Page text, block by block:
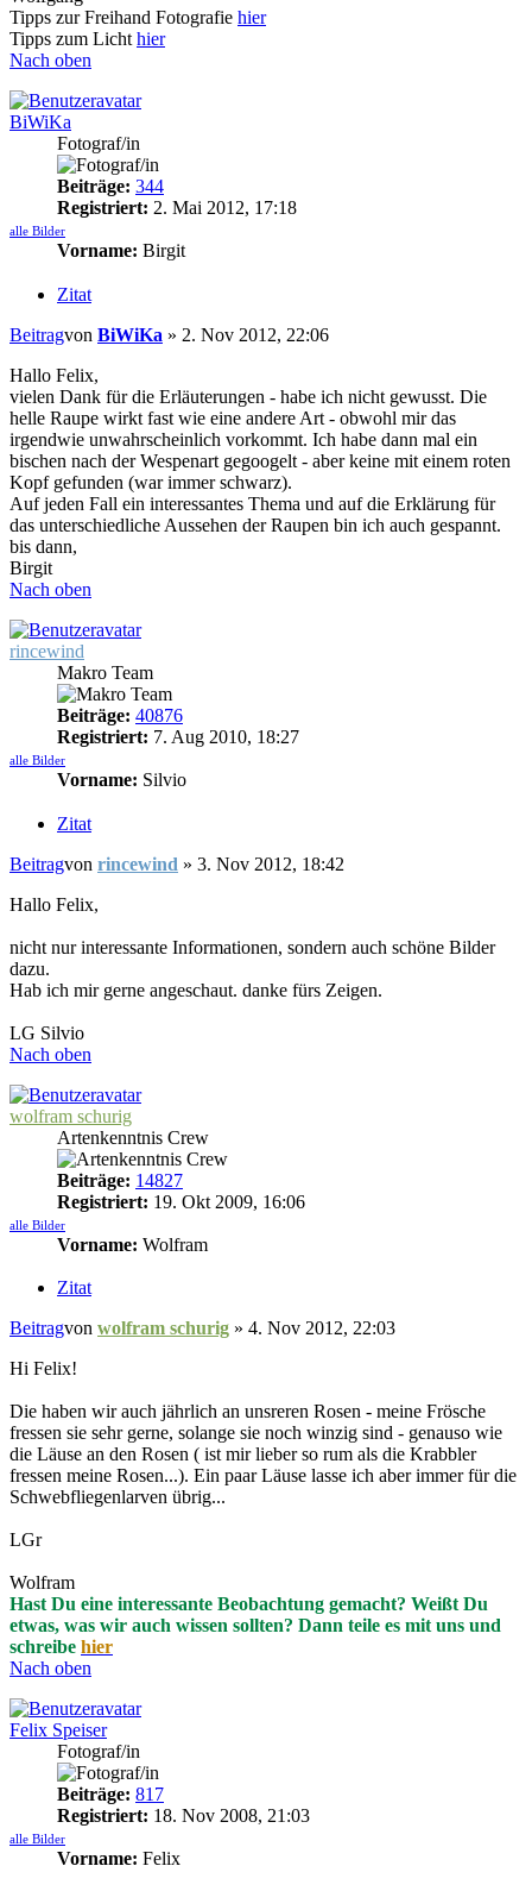
Tipps zur Freihand Fotografie hier
Tipps zum Licht hier
Nach oben
BiWiKa
Fotograf/in
Beiträge: 344
Registriert: 2. Mai 2012, 17:18
alle Bilder
Vorname: Birgit
Zitat
Beitragvon BiWiKa » 2. Nov 2012, 22:06
Hallo Felix,
vielen Dank für die Erläuterungen - habe ich nicht gewusst. Die
helle Raupe wirkt fast wie eine andere Art - obwohl mir das
irgendwie unwahrscheinlich vorkommt. Ich habe dann mal ein
bischen nach der Wespenart gegoogelt - aber keine mit einem roten
Kopf gefunden (war immer schwarz).
Auf jeden Fall ein interessantes Thema und auf die Erklärung für
das unterschiedliche Aussehen der Raupen bin ich auch gespannt.
bis dann,
Birgit
Nach oben
rincewind
Makro Team
Beiträge: 40876
Registriert: 7. Aug 2010, 18:27
alle Bilder
Vorname: Silvio
Zitat
Beitragvon rincewind » 3. Nov 2012, 18:42
Hallo Felix,
nicht nur interessante Informationen, sondern auch schöne Bilder
dazu.
Hab ich mir gerne angeschaut. danke fürs Zeigen.
LG Silvio
Nach oben
wolfram schurig
Artenkenntnis Crew
Beiträge: 14827
Registriert: 19. Okt 2009, 16:06
alle Bilder
Vorname: Wolfram
Zitat
Beitragvon wolfram schurig » 4. Nov 2012, 22:03
Hi Felix!
Die haben wir auch jährlich an unsreren Rosen - meine Frösche
fressen sie sehr gerne, solange sie noch winzig sind - genauso wie
die Läuse an den Rosen ( ist mir lieber so rum als die Krabbler
fressen meine Rosen...). Ein paar Läuse lasse ich aber immer für die
Schwebfliegenlarven übrig...
LGr
Wolfram
Hast Du eine interessante Beobachtung gemacht? Weißt Du
etwas, was wir auch wissen sollten? Dann teile es mit uns und
schreibe hier
Nach oben
Felix Speiser
Fotograf/in
Beiträge: 817
Registriert: 18. Nov 2008, 21:03
alle Bilder
Vorname: Felix